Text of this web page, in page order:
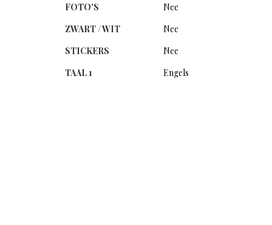
FOTO'S
Nee
ZWART / WIT
Nee
STICKERS
Nee
TAAL 1
Engels